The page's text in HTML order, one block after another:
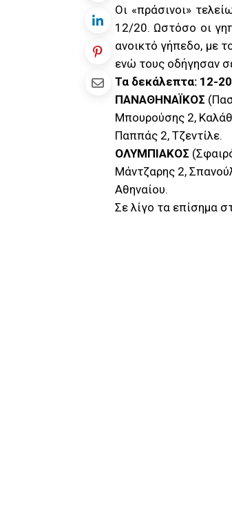
Οι «πράσινοι»
12/20. Ωστόσο οι
ανοικτό γήπεδο, με
ενώ τους οδήγησαν
Τα δεκάλεπτα: 12-
ΠΑΝΑΘΗΝΑΪΚΟΣ
Μπουρούσης 2,
Παππάς 2, Τζεντίλε.
ΟΛΥΜΠΙΑΚΟΣ
Μάντζαρης 2,
Αθηναίου.
Σε λίγο τα επίσημα